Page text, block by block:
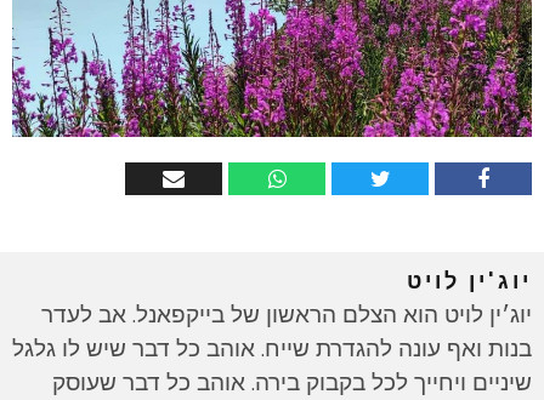
יוג'ין לויט
יוג׳ין לויט הוא הצלם הראשון של בייקפאנל. אב לעדר
בנות ואף עונה להגדרת שייח. אוהב כל דבר שיש לו גלגל
שיניים ויחייך לכל בקבוק בירה. אוהב כל דבר שעוסק